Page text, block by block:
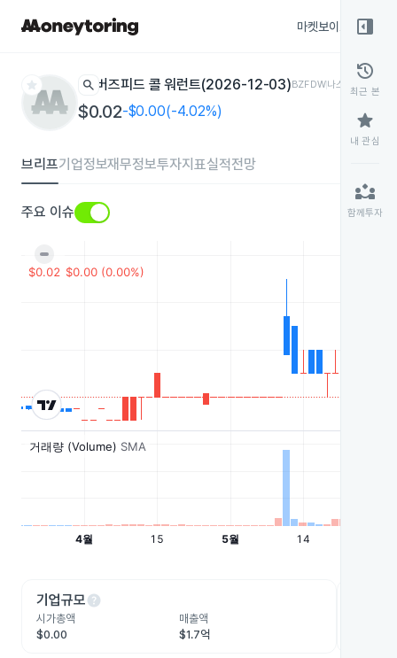
마켓보이스
star search 버즈피드 콜 워런트(2026-12-03)BZFDW나스닥
$0.02-$0.00(-4.02%)
브리프기업정보재무정보투자지표실적전망
주요 이슈
기업규모help
시가총액
$0.00
매출액
$1.7억
right_panel_open
history
최근 본
star
내 관심
partner_exchange
함께투자